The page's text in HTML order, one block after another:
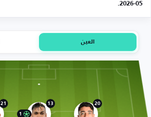
05-2026.
العين
21 13
1
20